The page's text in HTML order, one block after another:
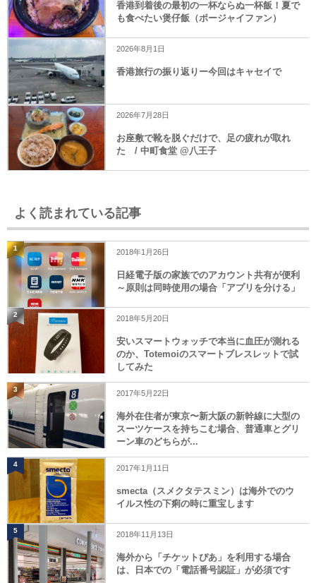
香港到着後の最初の一杯ならぬ一杯飯！夏で
も食べたい煲仔飯（ポージャイファン）
2026年8月1日
香港旅行の振り返りー今回はキャセイで
2026年7月28日
お座敷で靴を脱ぐだけで、足の疲れが取れ
た / 中町食堂 @八王子
よく読まれている記事
1 2018年1月26日
日経電子版の家族でのアカウント共有が便利
～原則は同時使用の場合「アプリを分ける」
2 2018年5月20日
安いスマートウォッチで本当に血圧が測れる
のか、Totemoiのスマートブレスレットで試
してみた
3 2017年5月22日
海外在住者が東京〜新大阪の新幹線に大型の
スーツケースを持ちこむ場合、普通車とグリ
ーン車のどちらが...
4 2017年1月11日
smecta（スメクタテスミン）は海外でのウ
イルス性の下痢の時に重宝します
5 2018年11月13日
海外から「チケットぴあ」を利用する場合
は、日本での「電話番号認証」が必須です